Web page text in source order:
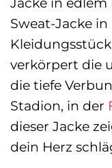
Sweat-Jacke
verkörpert die
die tiefe
Stadion, in der
dieser Jacke
dein Herz